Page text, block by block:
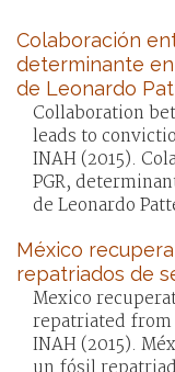
Colaboración
determinante
de Leonardo
Collaboration
leads to
INAH (2015).
PGR,
de Leonardo
México
repatriados de
Mexico
repatriated
INAH (2015).